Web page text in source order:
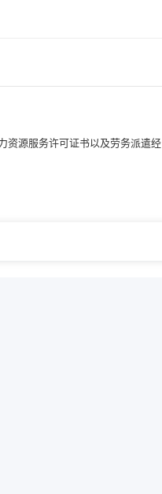
资源服务许可证书以及劳务派遣经